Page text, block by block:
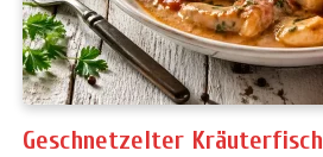
Geschnetzelter Kräuterfisch